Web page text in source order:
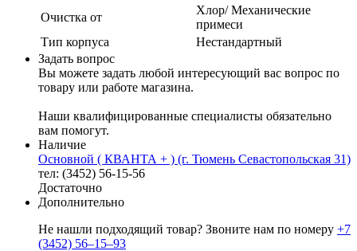
Очистка от
Хлор/ Механические
примеси
Тип корпуса
Нестандартный
Задать вопрос
Вы можете задать любой интересующий вас вопрос по
товару или работе магазина.
Наши квалифицированные специалисты обязательно
вам помогут.
Наличие
Основной ( КВАНТА + ) (г. Тюмень Севастопольская 31)
тел: (3452) 56-15-56
Достаточно
Дополнительно
Не нашли подходящий товар? Звоните нам по номеру +7
(3452) 56‒15‒93